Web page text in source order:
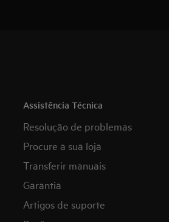
Assistência Técnica
Resolução de problemas
Procure a sua loja
Transferir manuais
Garantia
Artigos de suporte